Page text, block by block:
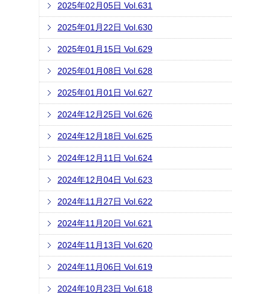
2025年02月05日 Vol.631
2025年01月22日 Vol.630
2025年01月15日 Vol.629
2025年01月08日 Vol.628
2025年01月01日 Vol.627
2024年12月25日 Vol.626
2024年12月18日 Vol.625
2024年12月11日 Vol.624
2024年12月04日 Vol.623
2024年11月27日 Vol.622
2024年11月20日 Vol.621
2024年11月13日 Vol.620
2024年11月06日 Vol.619
2024年10月23日 Vol.618